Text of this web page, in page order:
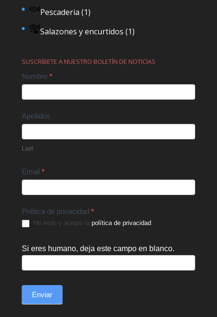
Pescaderia (1)
Salazones y encurtidos (1)
SUSCRÍBETE A NUESTRO BOLETÍN DE NOTICIAS
Contact
Nombre *
Apellidos
Last
Email *
Política de privacidad *
He leído y acepto la política de privacidad.
Si eres humano, deja este campo en blanco.
Enviar